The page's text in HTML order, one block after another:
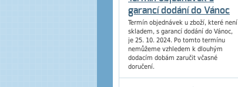
garancí dodání do Vánoc
Termín objednávek u zboží, které není
skladem, s garancí dodání do Vánoc,
je 25. 10. 2024. Po tomto termínu
nemůžeme vzhledem k dlouhým
dodacím dobám zaručit včasné
doručení.